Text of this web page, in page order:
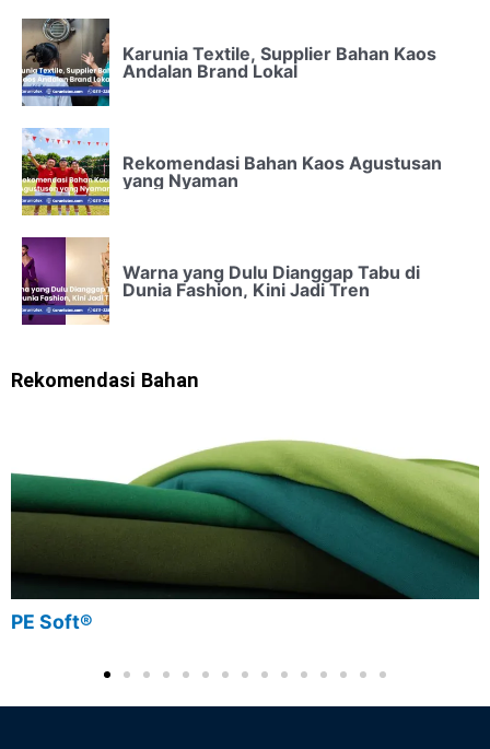
Karunia Textile, Supplier Bahan Kaos
Andalan Brand Lokal
Rekomendasi Bahan Kaos Agustusan
yang Nyaman
Warna yang Dulu Dianggap Tabu di
Dunia Fashion, Kini Jadi Tren
Rekomendasi Bahan
PE Soft®